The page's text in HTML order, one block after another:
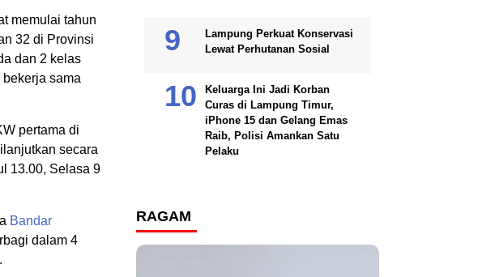
memulai tahun
32 di Provinsi
dan 2 kelas
sama
pertama di
secara
13.00, Selasa 9
Bandar
dalam 4
Lampung Perkuat Konservasi
Lewat Perhutanan Sosial
Keluarga Ini Jadi Korban
Curas di Lampung Timur,
iPhone 15 dan Gelang Emas
Raib, Polisi Amankan Satu
Pelaku
RAGAM